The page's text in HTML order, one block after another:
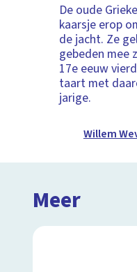
De oude
kaarsje erop
de jacht. Ze
gebeden mee
17e eeuw
taart met
jarige.
Willem
Meer